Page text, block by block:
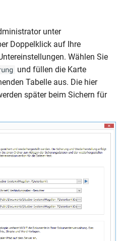
unter
Doppelklick auf Ihre
Wählen Sie
und füllen die Karte
Tabelle aus. Die hier
später beim Sichern für